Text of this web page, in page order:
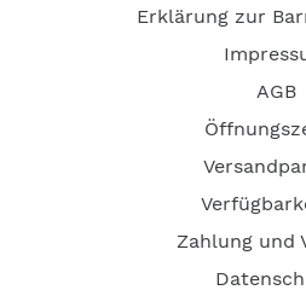
Erklärung zur
AGB
Zahlung und